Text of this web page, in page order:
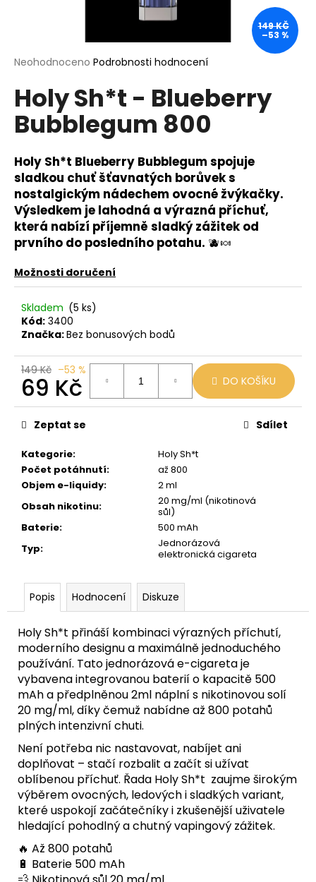
Průměrné
produktu
je
0,0
hvězdiček.
Neohodnoceno Podrobnosti hodnocení
Holy Sh*t - Blueberry
Bubblegum 800
Holy Sh*t Blueberry Bubblegum spojuje
sladkou chuť šťavnatých borůvek s
nostalgickým nádechem ovocné žvýkačky.
Výsledkem je lahodná a výrazná příchuť,
která nabízí příjemně sladký zážitek od
prvního do posledního potahu. 🫐🍬
Možnosti doručení
Skladem (5 ks)
Kód: 3400
Značka:Bez bonusových bodů
149 Kč –53 %
69 Kč
Měrná
cena:
DO KOŠÍKU
Kategorie:
Holy Sh*t
Počet potáhnutí:
až 800
Objem e-liquidy:
2 ml
Obsah nikotinu:
20 mg/ml (nikotinová
sůl)
Baterie:
500 mAh
Typ:
Jednorázová
elektronická cigareta
Zeptat se Sdílet
149 KČ
–53 %
Popis Hodnocení Diskuze
Holy Sh*t přináší kombinaci výrazných příchutí,
moderního designu a maximálně jednoduchého
používání. Tato jednorázová e-cigareta je
vybavena integrovanou baterií o kapacitě 500
mAh a předplněnou 2ml náplní s nikotinovou solí
20 mg/ml, díky čemuž nabídne až 800 potahů
plných intenzivní chuti.
Není potřeba nic nastavovat, nabíjet ani
doplňovat – stačí rozbalit a začít si užívat
oblíbenou příchuť. Řada Holy Sh*t zaujme širokým
výběrem ovocných, ledových i sladkých variant,
které uspokojí začátečníky i zkušenější uživatele
hledající pohodlný a chutný vapingový zážitek.
🔥 Až 800 potahů
🔋 Baterie 500 mAh
í
t
?
HLEDAT
D
o
p
o
r
u
č
u
e
m
POD
STRAWBERRY
ICE
59
Kč
99